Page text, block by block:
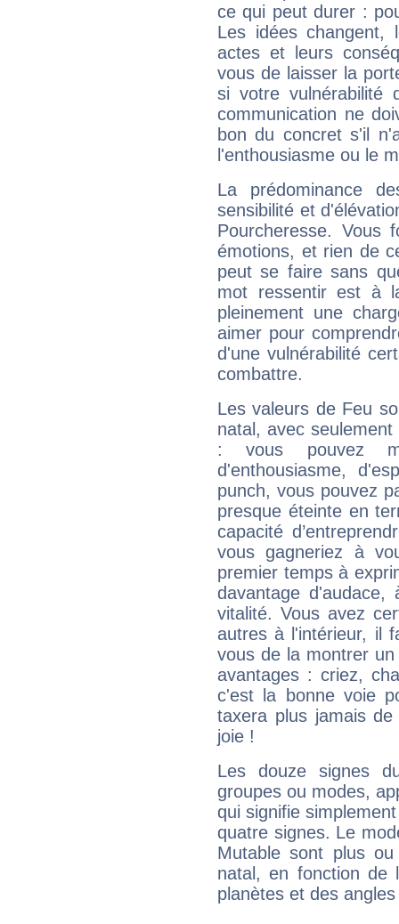
ce qui peut durer :
Les idées changent,
actes et leurs
vous de laisser la
si votre vulnérabilité
communication ne
bon du concret s'il
l'enthousiasme ou le
La prédominance
sensibilité et
Pourcheresse.
émotions, et rien de
peut se faire sans
mot ressentir est à
pleinement une
aimer pour
d'une vulnérabilité
combattre.
Les valeurs de Feu
natal, avec
: vous pouvez
d'enthousiasme,
punch, vous pouvez
presque éteinte en
capacité
vous gagneriez à
premier temps à
davantage
vitalité. Vous avez
autres à l'intérieur, il
vous de la montrer
avantages : criez,
c'est la bonne voie
taxera plus jamais
joie !
Les douze signes
groupes ou modes,
qui signifie
quatre signes. Le
Mutable sont plus
natal, en fonction de
planètes et des